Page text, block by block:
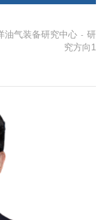
油气装备研究中心 - 研
究方向1